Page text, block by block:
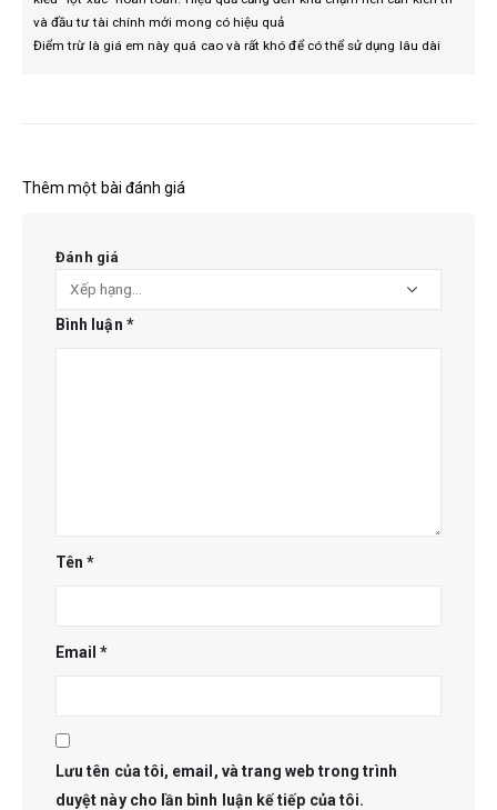
và đầu tư tài chính mới mong có hiệu quả
Điểm trừ là giá em này quá cao và rất khó để có thể sử dụng lâu dài
Thêm một bài đánh giá
Đánh giá
Bình luận *
Tên*
Email*
Lưu tên của tôi, email, và trang web trong trình
duyệt này cho lần bình luận kế tiếp của tôi.